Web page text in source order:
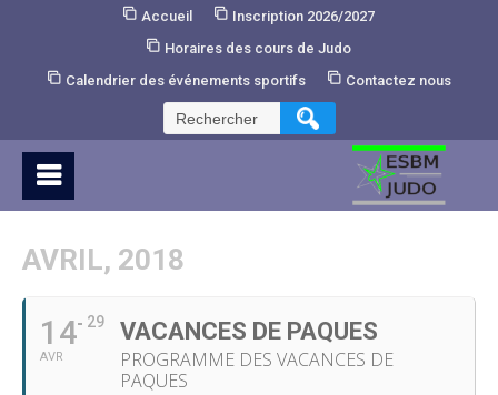
Accueil
Inscription 2026/2027
Horaires des cours de Judo
Calendrier des événements sportifs
Contactez nous
Rechercher :
AVRIL, 2018
14
AVR
29 VACANCES DE PAQUES
PROGRAMME DES VACANCES DE
PAQUES